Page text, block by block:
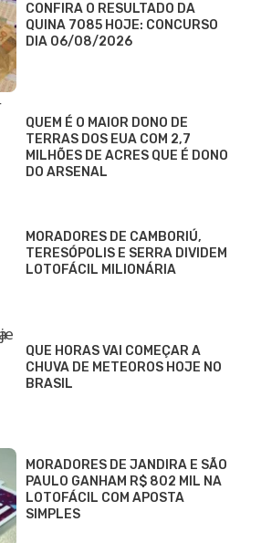
CONFIRA O RESULTADO DA
QUINA 7085 HOJE: CONCURSO
DIA 06/08/2026
QUEM É O MAIOR DONO DE
TERRAS DOS EUA COM 2,7
MILHÕES DE ACRES QUE É DONO
DO ARSENAL
MORADORES DE CAMBORIÚ,
TERESÓPOLIS E SERRA DIVIDEM
LOTOFÁCIL MILIONÁRIA
QUE HORAS VAI COMEÇAR A
CHUVA DE METEOROS HOJE NO
BRASIL
MORADORES DE JANDIRA E SÃO
PAULO GANHAM R$ 802 MIL NA
LOTOFÁCIL COM APOSTA
SIMPLES